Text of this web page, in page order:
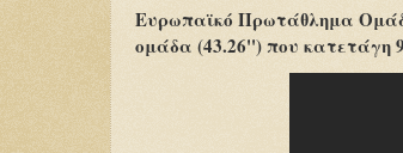
Ευρωπαϊκό Πρωτάθλημα
ομάδα (43.26'') που κατετάγη